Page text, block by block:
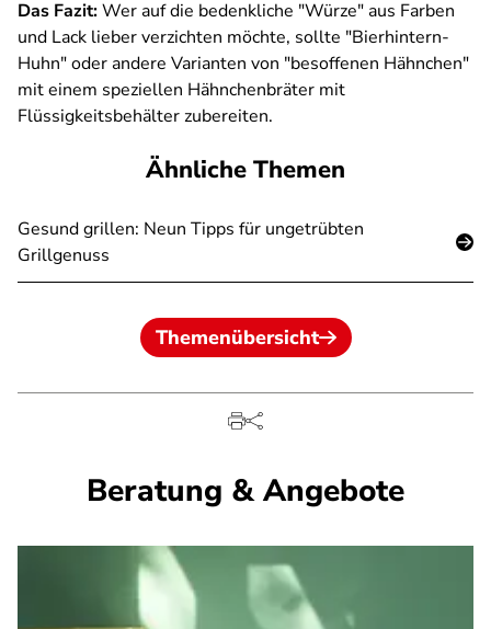
Das Fazit:Wer auf die bedenkliche "Würze" aus Farben
und Lack lieber verzichten möchte, sollte "Bierhintern-
Huhn" oder andere Varianten von "besoffenen Hähnchen"
mit einem speziellen Hähnchenbräter mit
Flüssigkeitsbehälter zubereiten.
Ähnliche Themen
Gesund grillen: Neun Tipps für ungetrübten
Grillgenuss
Themenübersicht
Beratung & Angebote